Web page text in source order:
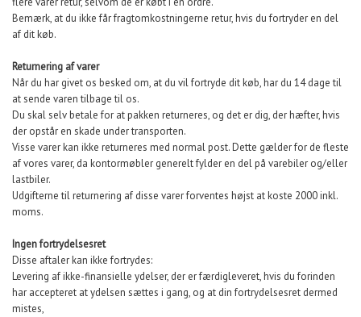
Bemærk, at du ikke får fragtomkostningerne retur, hvis du fortryder en del
af dit køb.
Returnering af varer
Når du har givet os besked om, at du vil fortryde dit køb, har du 14 dage til
at sende varen tilbage til os.
Du skal selv betale for at pakken returneres, og det er dig, der hæfter, hvis
der opstår en skade under transporten.
Visse varer kan ikke returneres med normal post. Dette gælder for de fleste
af vores varer, da kontormøbler generelt fylder en del på varebiler og/eller
lastbiler.
Udgifterne til returnering af disse varer forventes højst at koste 2000 inkl.
moms.
Ingen fortrydelsesret
Disse aftaler kan ikke fortrydes:
Levering af ikke-finansielle ydelser, der er færdigleveret, hvis du forinden
har accepteret at ydelsen sættes i gang, og at din fortrydelsesret dermed
mistes,